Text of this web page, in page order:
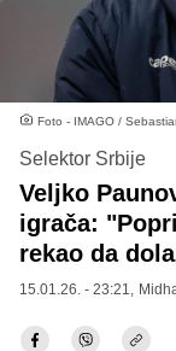
Foto - IMAGO /
Selektor Srbije
Veljko
igrača:
rekao da
15.01.26. - 23:21,